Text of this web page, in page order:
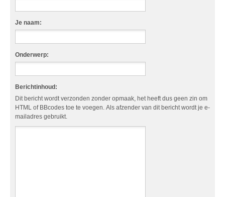
Je naam:
Onderwerp:
Berichtinhoud:
Dit bericht wordt verzonden zonder opmaak, het heeft dus geen zin om
HTML of BBcodes toe te voegen. Als afzender van dit bericht wordt je e-
mailadres gebruikt.